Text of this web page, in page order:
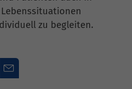
zu begleiten.